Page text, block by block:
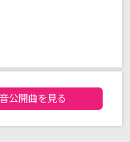
ンキング
公開曲を見る